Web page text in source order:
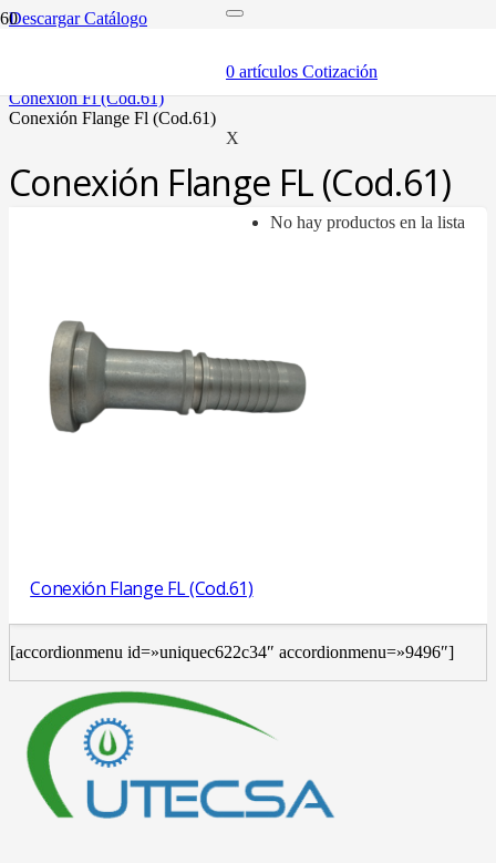
0 artículos Cotización
X
No hay productos en la lista
Descargar Catálogo
mangueras hidráulicas y fittings
conexión fl (cod.61)
conexión flange fl (cod.61)
Conexión Flange FL (Cod.61)
Conexión Flange FL (Cod.61)
[accordionmenu id=»uniquec622c34″ accordionmenu=»9496″]